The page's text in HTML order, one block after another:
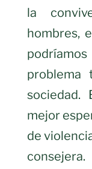
la
hombres,
problema
sociedad.
mejor
de
consejera.